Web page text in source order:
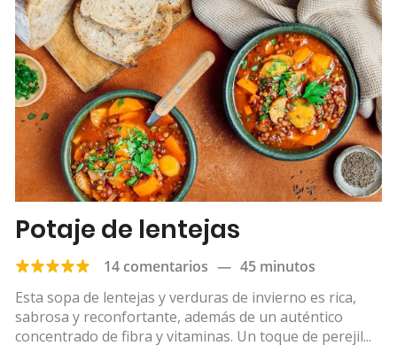
Potaje de lentejas
14 comentarios — 45 minutos
Esta sopa de lentejas y verduras de invierno es rica,
sabrosa y reconfortante, además de un auténtico
concentrado de fibra y vitaminas. Un toque de perejil...